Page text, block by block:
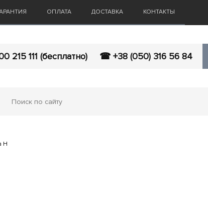
ОПЛАТА ДОСТАВКА КОНТАКТЫ
215 111 (бесплатно) ☎ +38 (050) 316 56 84
H